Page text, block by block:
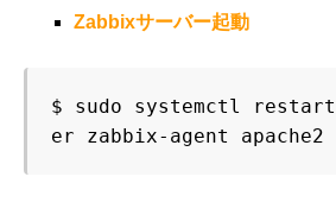
Zabbixサーバー起動
$ sudo systemctl
er zabbix-agent apache2